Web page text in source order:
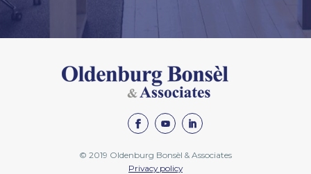
OLDENBURG
© 2019 Oldenburg Bonsèl & Associates
Privacy policy
FacebookYoutubeLinkedin